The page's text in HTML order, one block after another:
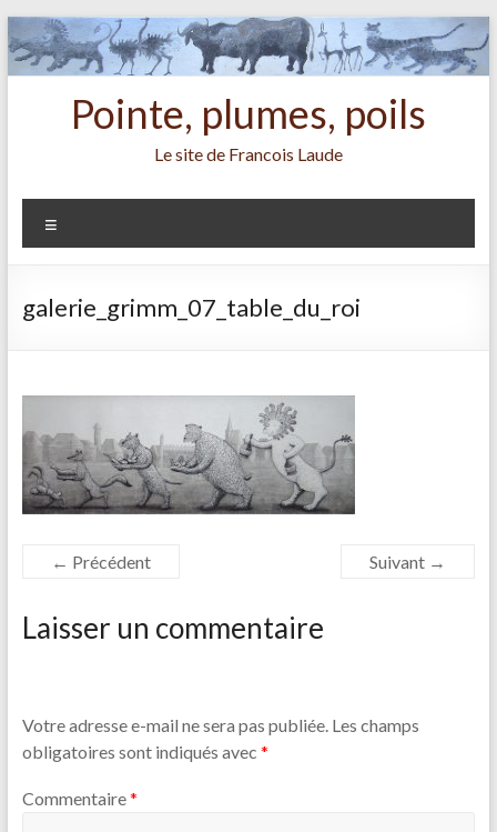
Aller
au
contenu
Pointe, plumes, poils
Le site de Francois Laude
galerie_grimm_07_table_du_roi
← Précédent Suivant →
Laisser un commentaire
Votre adresse e-mail ne sera pas publiée. Les champs
obligatoires sont indiqués avec *
Commentaire*